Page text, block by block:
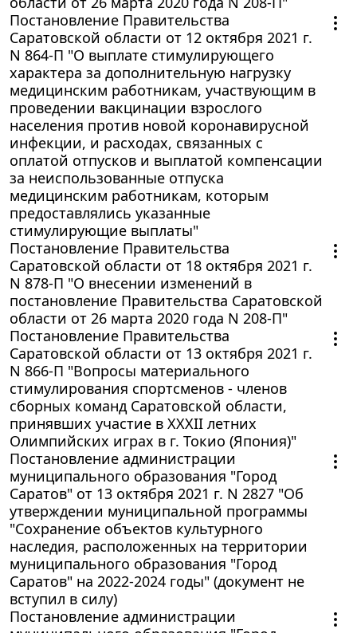
Постановление Правительства
Саратовской области от 12 октября 2021 г.
N 864-П "О выплате стимулирующего
характера за дополнительную нагрузку
медицинским работникам, участвующим в
проведении вакцинации взрослого
населения против новой коронавирусной
инфекции, и расходах, связанных с
оплатой отпусков и выплатой компенсации
за неиспользованные отпуска
медицинским работникам, которым
предоставлялись указанные
стимулирующие выплаты"
Постановление Правительства
Саратовской области от 18 октября 2021 г.
N 878-П "О внесении изменений в
постановление Правительства Саратовской
области от 26 марта 2020 года N 208-П"
Постановление Правительства
Саратовской области от 13 октября 2021 г.
N 866-П "Вопросы материального
стимулирования спортсменов - членов
сборных команд Саратовской области,
принявших участие в XXXII летних
Олимпийских играх в г. Токио (Япония)"
Постановление администрации
муниципального образования "Город
Саратов" от 13 октября 2021 г. N 2827 "Об
утверждении муниципальной программы
"Сохранение объектов культурного
наследия, расположенных на территории
муниципального образования "Город
Саратов" на 2022-2024 годы" (документ не
вступил в силу)
Постановление администрации